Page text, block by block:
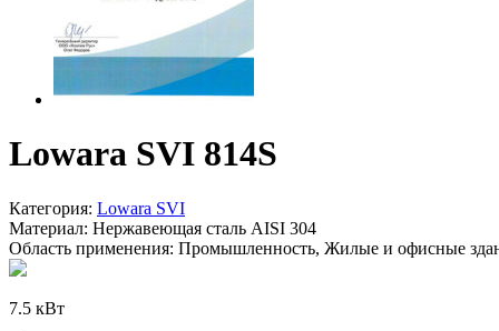
Lowara SVI 814S
Категория: Lowara SVI
Материал: Нержавеющая сталь AISI 304
Область применения: Промышленность, Жилые и офисные
7.5 кВт